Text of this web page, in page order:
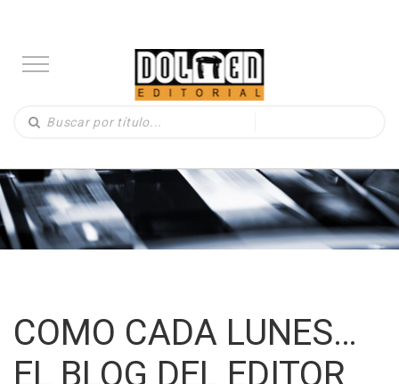
COMO CADA LUNES…
EL BLOG DEL EDITOR